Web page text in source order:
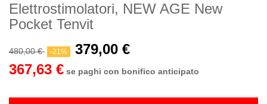
Elettrostimolatori, NEW AGE New
Pocket Tenvit
480,00 € -21%
379,00 €
367,63 € se paghi con bonifico anticipato